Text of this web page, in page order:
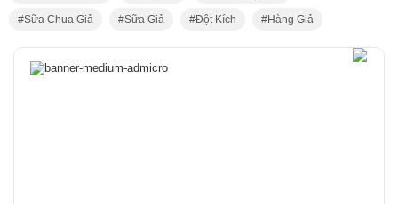
Sữa Chua Giả Sữa Giả Đột Kích Hàng Giả